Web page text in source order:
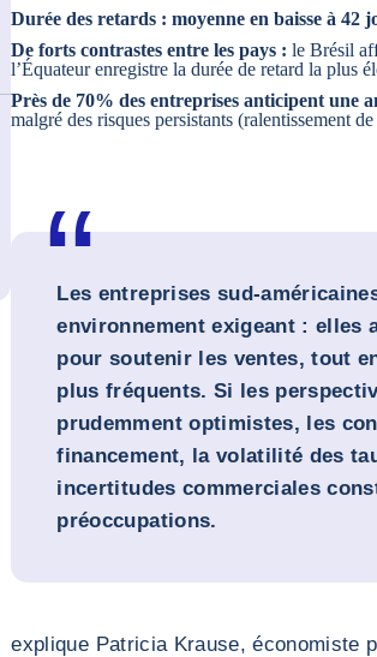
Durée des retards : moyenne en baisse à 42
De forts contrastes entre les pays :le Brésil
l’Équateur enregistre la durée de retard la plus
Près de 70% des entreprises anticipent une
malgré des risques persistants (ralentissement
Les entreprises sud-
environnement exigeant : elles
pour soutenir les ventes, tout
plus fréquents. Si les
prudemment optimistes, les
financement, la volatilité des
incertitudes commerciales
préoccupations.
explique Patricia Krause, économiste